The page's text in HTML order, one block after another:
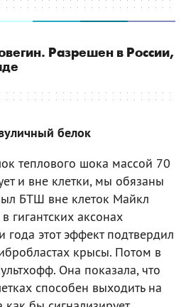
Разрешен в России,
белок
теплового шока массой 70
и вне клетки, мы обязаны
БТШ вне клеток Майкл
гигантских аксонах
года этот эффект подтвердил
крысы. Потом в
Она показала, что
способен выходить на